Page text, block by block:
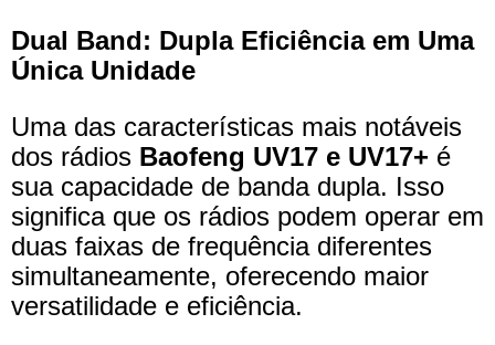
Dual Band: Dupla Eficiência em Uma
Única Unidade
Uma das características mais notáveis
dos rádios Baofeng UV17 e UV17+ é
sua capacidade de banda dupla. Isso
significa que os rádios podem operar em
duas faixas de frequência diferentes
simultaneamente, oferecendo maior
versatilidade e eficiência.